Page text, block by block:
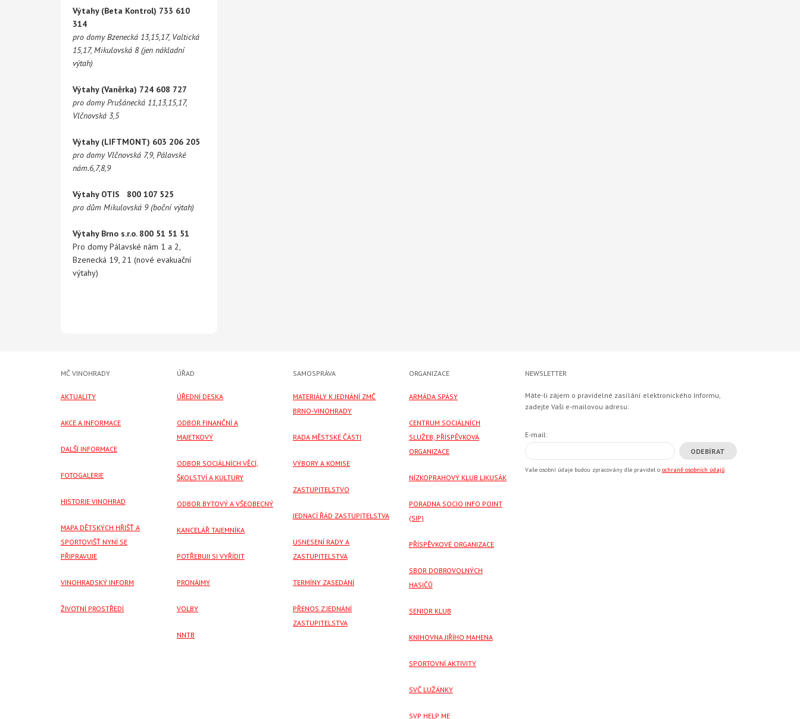
Výtahy (Beta Kontrol) 733 610
314
pro domy Bzenecká 13,15,17, Valtická
15,17, Mikulovská 8 (jen nákladní
výtah)
Výtahy (Vaněrka) 724 608 727
pro domy Prušánecká 11,13,15,17,
Vlčnovská 3,5
Výtahy (LIFTMONT) 603 206 205
pro domy Vlčnovská 7,9, Pálavské
nám.6,7,8,9
Výtahy OTIS 800 107 525
pro dům Mikulovská 9 (boční výtah)
Výtahy Brno s.r.o. 800 51 51 51
Pro domy Pálavské nám 1 a 2,
Bzenecká 19, 21 (nové evakuační
výtahy)
MČ VINOHRADY
AKTUALITY
AKCE A INFORMACE
DALŠÍ INFORMACE
FOTOGALERIE
HISTORIE VINOHRAD
MAPA DĚTSKÝCH HŘIŠŤ A
SPORTOVIŠŤ NYNÍ SE
PŘIPRAVUJE
VINOHRADSKÝ INFORM
ŽIVOTNÍ PROSTŘEDÍ
ÚŘAD
ÚŘEDNÍ DESKA
ODBOR FINANČNÍ A
MAJETKOVÝ
ODBOR SOCIÁLNÍCH VĚCÍ,
ŠKOLSTVÍ A KULTURY
ODBOR BYTOVÝ A VŠEOBECNÝ
KANCELÁŘ TAJEMNÍKA
POTŘEBUJI SI VYŘÍDIT
PRONÁJMY
VOLBY
NNTB
SAMOSPRÁVA
MATERIÁLY K JEDNÁNÍ ZMČ
BRNO-VINOHRADY
RADA MĚSTSKÉ ČÁSTI
VÝBORY A KOMISE
ZASTUPITELSTVO
JEDNACÍ ŘÁD ZASTUPITELSTVA
USNESENÍ RADY A
ZASTUPITELSTVA
TERMÍNY ZASEDÁNÍ
PŘENOS Z JEDNÁNÍ
ZASTUPITELSTVA
ORGANIZACE
ARMÁDA SPÁSY
CENTRUM SOCIÁLNÍCH
SLUŽEB, PŘÍSPĚVKOVÁ
ORGANIZACE
NÍZKOPRAHOVÝ KLUB LIKUSÁK
PORADNA SOCIO INFO POINT
(SIP)
PŘÍSPĚVKOVÉ ORGANIZACE
SBOR DOBROVOLNÝCH
HASIČŮ
SENIOR KLUB
KNIHOVNA JIŘÍHO MAHENA
SPORTOVNÍ AKTIVITY
SVČ LUŽÁNKY
SVP HELP ME
NEWSLETTER
Máte-li zájem o pravidelné zasílání elektronického Informu,
zadejte Vaši e-mailovou adresu:
E-mail:
Vaše osobní údaje budou zpracovány dle pravidel o ochraně osobních údajů.